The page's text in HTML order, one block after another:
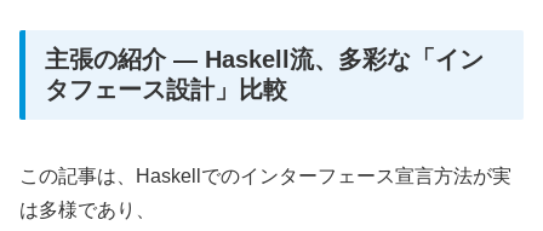
主張の紹介 ― Haskell流、多彩な「イン
タフェース設計」比較
この記事は、Haskellでのインターフェース宣言方法が実
は多様であり、